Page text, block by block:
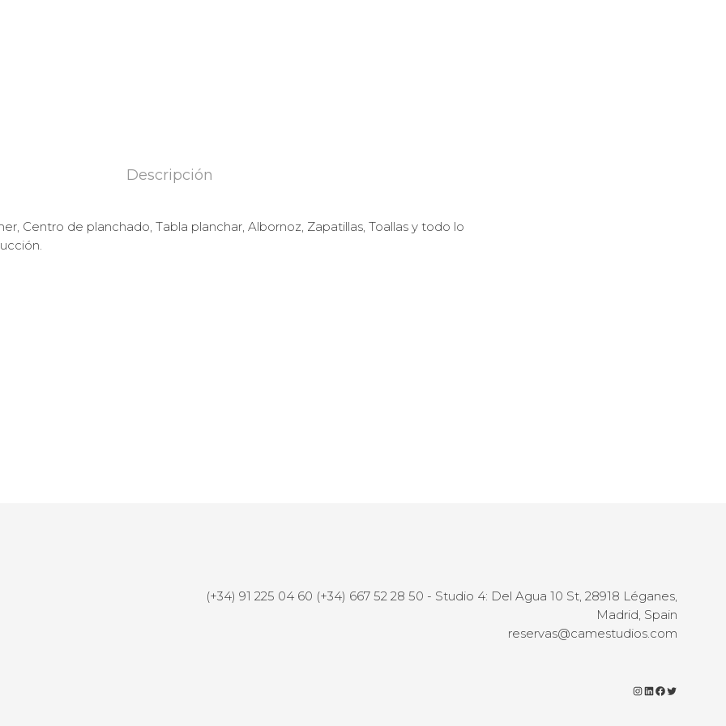
Descripción
Centro de planchado, Tabla planchar, Albornoz, Zapatillas, Toallas y todo lo
(+34) 91 225 04 60 (+34) 667 52 28 50 - Studio 4: Del Agua 10 St, 28918 Léganes,
Madrid, Spain
reservas@camestudios.com
Instagram
LinkedIn
Facebook